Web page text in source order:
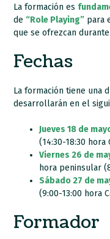
La formación es
de “Role Playing” para
que se ofrezcan
Fechas
La formación tiene una
desarrollarán en el
Jueves 18 de
(14:30-18:30 hora
Viernes 26 de
hora peninsular
Sábado 27 de
(9:00-13:00 hora
Formador